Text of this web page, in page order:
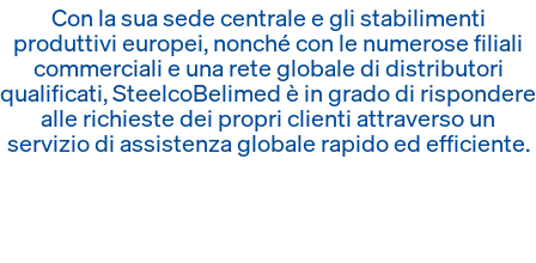
Con la sua sede centrale e gli stabilimenti
produttivi europei, nonché con le numerose filiali
commerciali e una rete globale di distributori
qualificati, SteelcoBelimed è in grado di rispondere
alle richieste dei propri clienti attraverso un
servizio di assistenza globale rapido ed efficiente.